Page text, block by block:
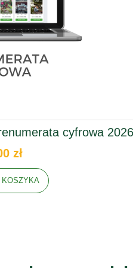
cyfrowa 2026
zł
KOSZYKA